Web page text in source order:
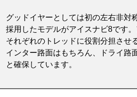
グッドイヤーとしては初の左右非対
採用したモデルがアイスナビ8です。
それぞれのトレッドに役割分担させ
インター路面はもちろん、ドライ路
と確保しています。